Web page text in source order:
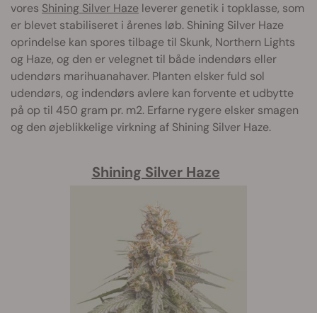
vores Shining Silver Haze leverer genetik i topklasse, som
er blevet stabiliseret i årenes løb. Shining Silver Haze
oprindelse kan spores tilbage til Skunk, Northern Lights
og Haze, og den er velegnet til både indendørs eller
udendørs marihuanahaver. Planten elsker fuld sol
udendørs, og indendørs avlere kan forvente et udbytte
på op til 450 gram pr. m2. Erfarne rygere elsker smagen
og den øjeblikkelige virkning af Shining Silver Haze.
Shining Silver Haze